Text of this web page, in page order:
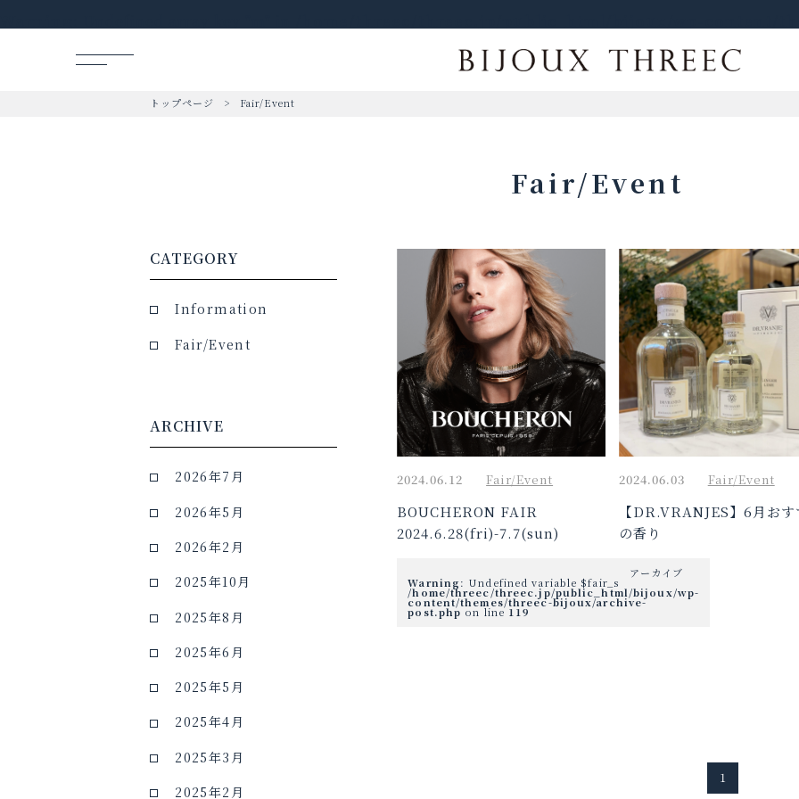
トップページ Fair/Event
Fair/Event
CATEGORY
Information
Fair/Event
ARCHIVE
2026年7月
2026年5月
2026年2月
2025年10月
2025年8月
2025年6月
2025年5月
2025年4月
2025年3月
2025年2月
2024.06.12 Fair/Event
BOUCHERON FAIR
2024.6.28(fri)-7.7(sun)
Warning: Undefined variable $fair_status in
/home/threec/threec.jp/public_html/bijoux/wp-
content/themes/threec-bijoux/archive-
post.php on line 119
2024.06.03 Fair/Event
【DR.VRANJES】6月おす
の香り
アーカイブ
1